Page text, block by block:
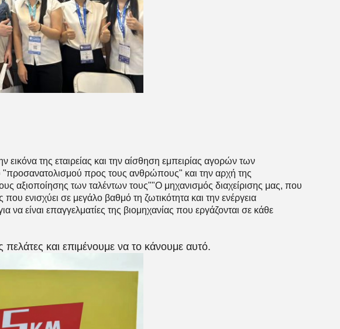
εικόνα της εταιρείας και την αίσθηση εμπειρίας αγορών των
"προσανατολισμού προς τους ανθρώπους" και την αρχή της
αξιοποίησης των ταλέντων τους""Ο μηχανισμός διαχείρισης μας, που
ενισχύει σε μεγάλο βαθμό τη ζωτικότητα και την ενέργεια
να είναι επαγγελματίες της βιομηχανίας που εργάζονται σε κάθε
πελάτες και επιμένουμε να το κάνουμε αυτό.